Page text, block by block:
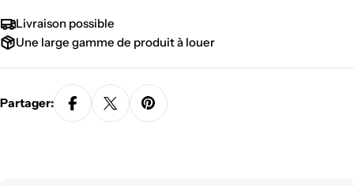
Livraison possible
Une large gamme de produit à louer
Partager: